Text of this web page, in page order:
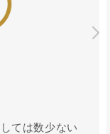
ては数少ない